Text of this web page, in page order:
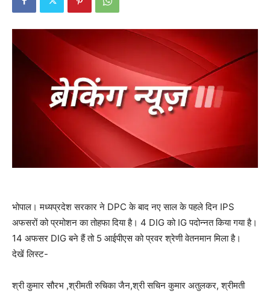
भोपाल। मध्यप्रदेश सरकार ने DPC के बाद नए साल के पहले दिन IPS
अफसरों को प्रमोशन का तोहफा दिया है। 4 DIG को IG पदोन्नत किया गया है।
14 अफसर DIG बने हैं तो 5 आईपीएस को प्रवर श्रेणी वेतनमान मिला है।
देखें लिस्ट-
श्री कुमार सौरभ ,श्रीमती रुचिका जैन,श्री सचिन कुमार अतुलकर, श्रीमती